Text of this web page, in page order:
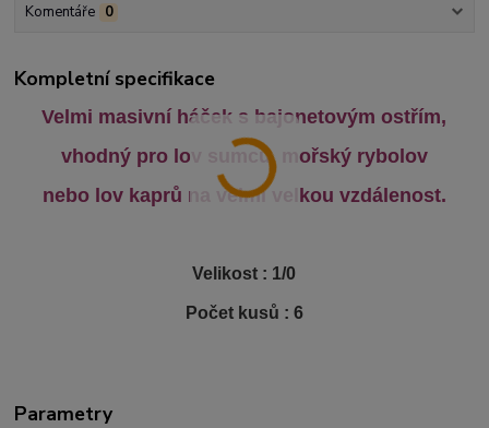
Komentáře 0
Kompletní specifikace
Velmi masivní háček s bajonetovým ostřím,
vhodný pro lov sumců, mořský rybolov
nebo lov kaprů na velmi velkou vzdálenost.
Velikost : 1/0
Počet kusů : 6
Parametry